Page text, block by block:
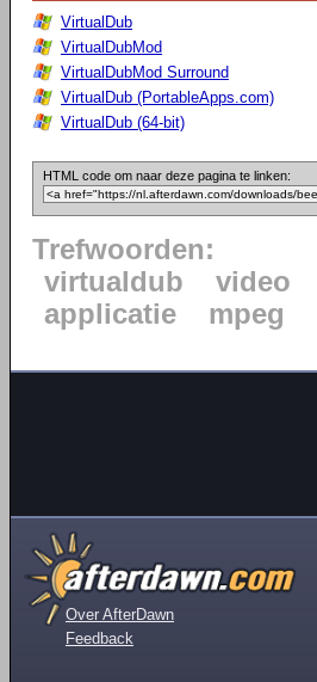
VirtualDub
VirtualDubMod
VirtualDubMod Surround
VirtualDub (PortableApps.com)
VirtualDub (64-bit)
HTML code om naar deze pagina te linken:
Trefwoorden:
virtualdub
video
applicatie
mpeg
Over AfterDawn
Feedback